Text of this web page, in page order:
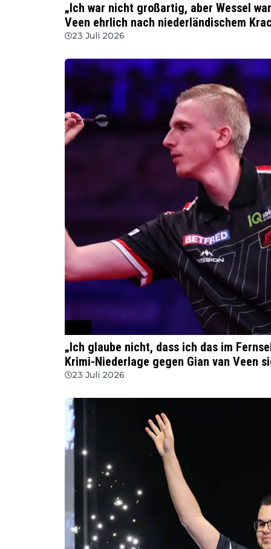
„Ich war nicht großartig, aber Wessel
Veen ehrlich nach niederländischem
23 Juli 2026
„Ich glaube nicht, dass ich das im
Krimi-Niederlage gegen Gian van Veen
23 Juli 2026